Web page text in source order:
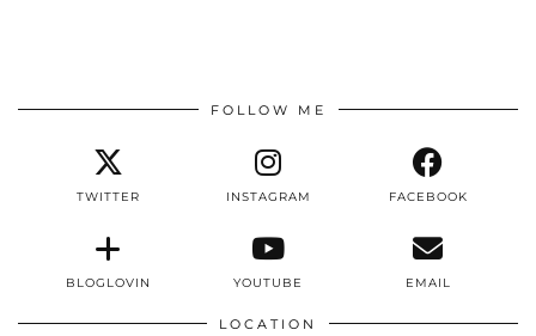
FOLLOW ME
TWITTER INSTAGRAM FACEBOOK
BLOGLOVIN YOUTUBE EMAIL
LOCATION